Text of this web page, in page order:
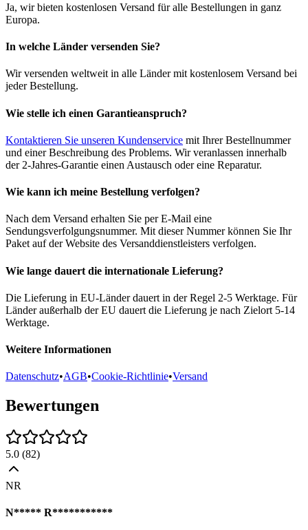
Ja, wir bieten kostenlosen Versand für alle Bestellungen in ganz
Europa.
In welche Länder versenden Sie?
Wir versenden weltweit in alle Länder mit kostenlosem Versand bei
jeder Bestellung.
Wie stelle ich einen Garantieanspruch?
Kontaktieren Sie unseren Kundenservice mit Ihrer Bestellnummer
und einer Beschreibung des Problems. Wir veranlassen innerhalb
der 2-Jahres-Garantie einen Austausch oder eine Reparatur.
Wie kann ich meine Bestellung verfolgen?
Nach dem Versand erhalten Sie per E-Mail eine
Sendungsverfolgungsnummer. Mit dieser Nummer können Sie Ihr
Paket auf der Website des Versanddienstleisters verfolgen.
Wie lange dauert die internationale Lieferung?
Die Lieferung in EU-Länder dauert in der Regel 2-5 Werktage. Für
Länder außerhalb der EU dauert die Lieferung je nach Zielort 5-14
Werktage.
Weitere Informationen
Datenschutz•AGB•Cookie-Richtlinie•Versand
Bewertungen
5.0 (82)
NR
N***** R***********